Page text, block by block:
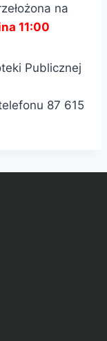
na
11:00
Publicznej
87 615